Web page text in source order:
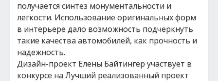
получается синтез монументальности и
легкости. Использование оригинальных форм
в интерьере дало возможность подчеркнуть
такие качества автомобилей, как прочность и
надежность.
Дизайн-проект Елены Байтингер участвует в
конкурсе на Лучший реализованный проект